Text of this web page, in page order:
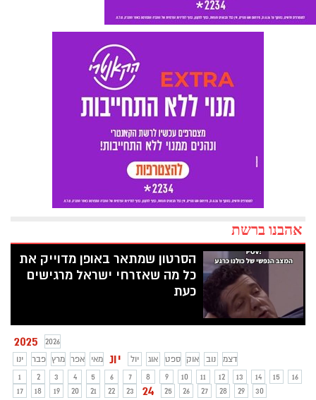
אהבנו ברשת
הסרטון שמתאר באופן מדוייק את
כל מה שאזרחי ישראל מרגישים
כעת
2025
2026
ינו
פבר מרץ אפר מאי יונ יול אוג ספט אוק נוב
דצמ
1
2 3 4 5 6 7 8 9 10 11 12 13 14 15
16
17
18 19 20 21 22 23 24 25 26 27 28 29 30